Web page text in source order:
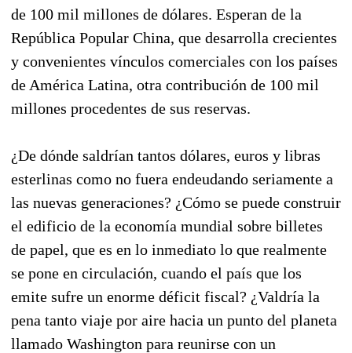
de 100 mil millones de dólares. Esperan de la
República Popular China, que desarrolla crecientes
y convenientes vínculos comerciales con los países
de América Latina, otra contribución de 100 mil
millones procedentes de sus reservas.
¿De dónde saldrían tantos dólares, euros y libras
esterlinas como no fuera endeudando seriamente a
las nuevas generaciones? ¿Cómo se puede construir
el edificio de la economía mundial sobre billetes
de papel, que es en lo inmediato lo que realmente
se pone en circulación, cuando el país que los
emite sufre un enorme déficit fiscal? ¿Valdría la
pena tanto viaje por aire hacia un punto del planeta
llamado Washington para reunirse con un